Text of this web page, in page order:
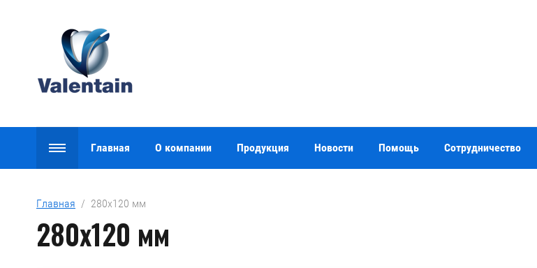
Главная О компании Продукция Новости Помощь Сотрудничество
Главная
  /  280х120 мм
280х120 мм